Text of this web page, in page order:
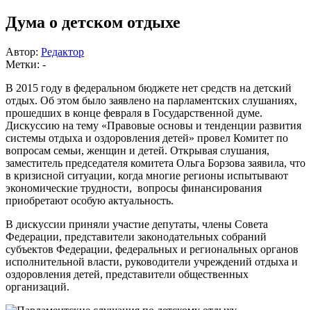
Дума о детском отдыхе
Автор: Редактор
Метки: -
В 2015 году в федеральном бюджете нет средств на детский
отдых. Об этом было заявлено на парламентских слушаниях,
прошедших в конце февраля в Государственной думе.
Дискуссию на тему «Правовые основы и тенденции развития
системы отдыха и оздоровления детей» провел Комитет по
вопросам семьи, женщин и детей. Открывая слушания,
заместитель председателя комитета Ольга Борзова заявила, что
в кризисной ситуации, когда многие регионы испытывают
экономические трудности, вопросы финансирования
приобретают особую актуальность.
В дискуссии приняли участие депутаты, члены Совета
Федерации, представители законодательных собраний
субъектов Федерации, федеральных и региональных органов
исполнительной власти, руководители учреждений отдыха и
оздоровления детей, представители общественных
организаций.